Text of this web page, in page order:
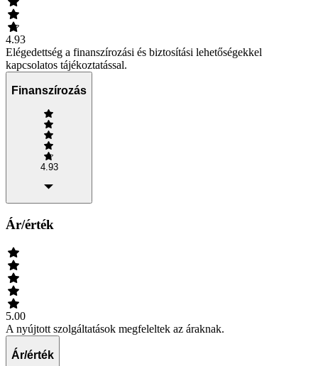
4.93
Elégedettség a finanszírozási és biztosítási lehetőségekkel
kapcsolatos tájékoztatással.
Finanszírozás
4.93
Ár/érték
5.00
A nyújtott szolgáltatások megfeleltek az áraknak.
Ár/érték